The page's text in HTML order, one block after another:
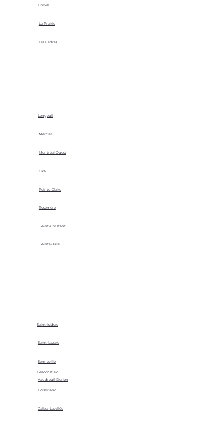
Dorval
La Prairie
Les Cèdres
Longeuil
Mercier
Montréal-Ouest
Oka
Pointe-Claire
Rosemère
Saint-Constant
Sainte-Julie
Saint-Isidore
Saint-Lazare
Senneville
Vaudreuil-Dorion
Beaconsfield
Boisbriand
Calixa-Lavallée